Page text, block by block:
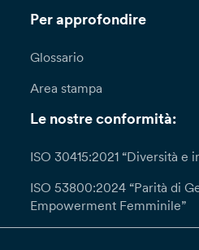
Tommaseo, 7 ­ 35131 Padova
termine per la risposta a
richiesta ai sensi degli
mese, prorogabile di due
particolare complessità; in
interlocutoria entro un (1)
ritenga che il trattamento
del Titolare avvenga in
potrai proporre reclamo
Per approfondire
Glossario
Area stampa
Le nostre conformità:
ISO 30415:2021 “Diversità e
ISO 53800:2024 “Parità di
Empowerment Femminile”